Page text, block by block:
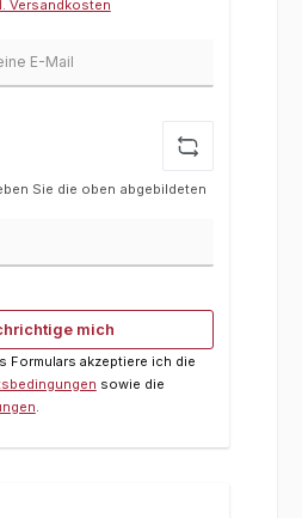
Versandkosten
Sie die oben abgebildeten
mich
Formulars akzeptiere ich die
sowie die
.